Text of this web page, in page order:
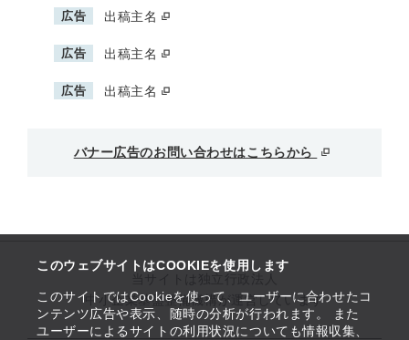
このウェブサイトはCOOKIEを使用します
このサイトではCookieを使って、ユーザーに合わせたコ
ンテンツ広告や表示、随時の分析が行われます。 また
ユーザーによるサイトの利用状況についても情報収集、
広告 出稿主名
広告 出稿主名
広告 出稿主名
バナー広告のお問い合わせはこちらから
中小企業基盤整備機構が運営しています